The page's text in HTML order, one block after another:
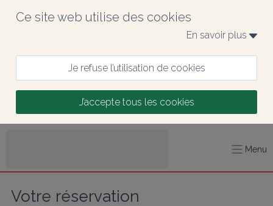
Ce site web utilise des cookies
En savoir plus
Je refuse l’utilisation de cookies
J’accepte tous les cookies
Menu
Votre réservation